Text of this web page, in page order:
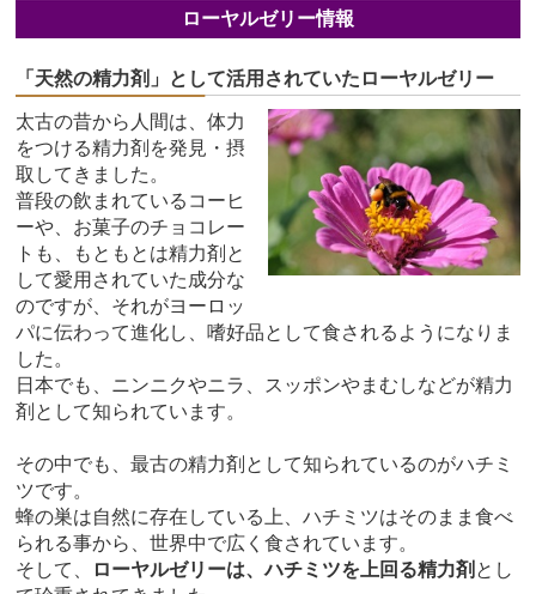
ローヤルゼリー情報
「天然の精力剤」として活用されていたローヤルゼリー
太古の昔から人間は、体力
をつける精力剤を発見・摂
取してきました。
普段の飲まれているコーヒ
ーや、お菓子のチョコレー
トも、もともとは精力剤と
して愛用されていた成分な
のですが、それがヨーロッ
パに伝わって進化し、嗜好品として食されるようになりま
した。
日本でも、ニンニクやニラ、スッポンやまむしなどが精力
剤として知られています。
その中でも、最古の精力剤として知られているのがハチミ
ツです。
蜂の巣は自然に存在している上、ハチミツはそのまま食べ
られる事から、世界中で広く食されています。
そして、
ローヤルゼリーは、ハチミツを上回る精力剤 とし